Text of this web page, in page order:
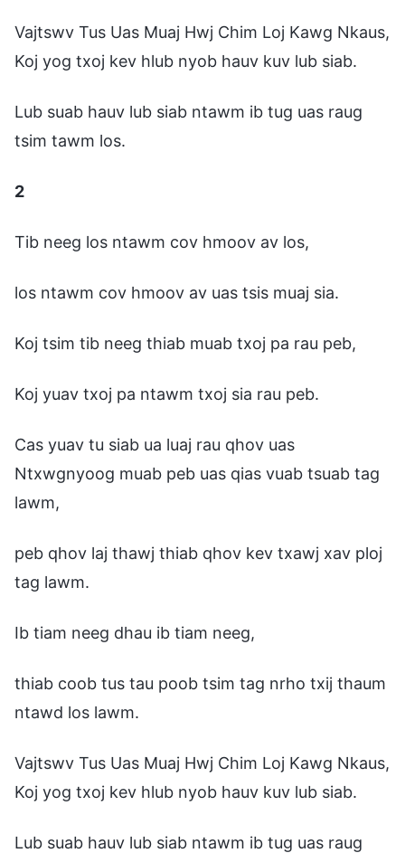
Vajtswv Tus Uas Muaj Hwj Chim Loj Kawg Nkaus,
Koj yog txoj kev hlub nyob hauv kuv lub siab.
Lub suab hauv lub siab ntawm ib tug uas raug
tsim tawm los.
2
Tib neeg los ntawm cov hmoov av los,
los ntawm cov hmoov av uas tsis muaj sia.
Koj tsim tib neeg thiab muab txoj pa rau peb,
Koj yuav txoj pa ntawm txoj sia rau peb.
Cas yuav tu siab ua luaj rau qhov uas
Ntxwgnyoog muab peb uas qias vuab tsuab tag
lawm,
peb qhov laj thawj thiab qhov kev txawj xav ploj
tag lawm.
Ib tiam neeg dhau ib tiam neeg,
thiab coob tus tau poob tsim tag nrho txij thaum
ntawd los lawm.
Vajtswv Tus Uas Muaj Hwj Chim Loj Kawg Nkaus,
Koj yog txoj kev hlub nyob hauv kuv lub siab.
Lub suab hauv lub siab ntawm ib tug uas raug